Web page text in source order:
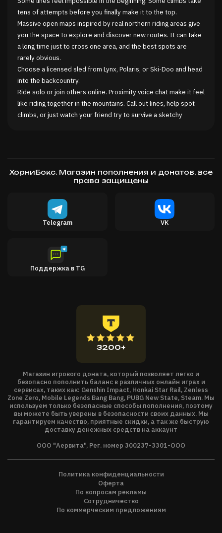
tens of attempts before you finally make it to the top.
Massive open maps inspired by real northern riding areas give
you the space to explore and discover new routes. It can take
a long time just to cross one area, and the best spots are
rarely obvious.
Choose a licensed sled from Lynx, Polaris, or Ski-Doo and head
into the backcountry.
Ride solo or join others online. Proximity voice chat make it feel
like riding together in the mountains. Call out lines, help spot
climbs, or just watch your friend try to survive a sketchy
Sledders have mod support and community-made content. You
can download custom wraps and maps from inside the game.
maps to explore• Licensed sleds from Lynx, Polaris, and Ski-
Doo• Multiplayer with dedicated servers• Proximity voice chat •
Replay system with ghost rides• Integrated mod support for
ХорниБокс. Магазин пополнения и донатов, все
права защищены
Магазин игрового доната, который позволяет легко и
безопасно пополнить баланс в различных онлайн играх и
сервисах, таких как: Genshin Impact, Honkai Star Rail, Zenless
Zone Zero, Mobile Legends Bang Bang, PUBG New State, Steam. Мы
используем только безопасные способы пополнения, поэтому
вы можете быть уверены в безопасности своих данных. Мы
гарантируем качество, приятные скидки, а так же быструю
доставку денежных средств на аккаунт
ООО "Аервита", Рег. номер 300237-3301-ООО
3200+
Telegram VK
Поддержка в TG
Политика конфиденциальности
Оферта
По вопросам рекламы
Сотрудничество
По коммерческим предложениям